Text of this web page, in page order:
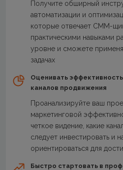
Получите обширный
автоматизации и
которые отвечает СММ-
практическими навыками
уровне и сможете
задачах
Оценивать эффективность
каналов продвижения
Проанализируйте ваш
маркетинговой
четкое видение, какие
следует инвестировать и
ориентироваться для
Быстро стартовать в